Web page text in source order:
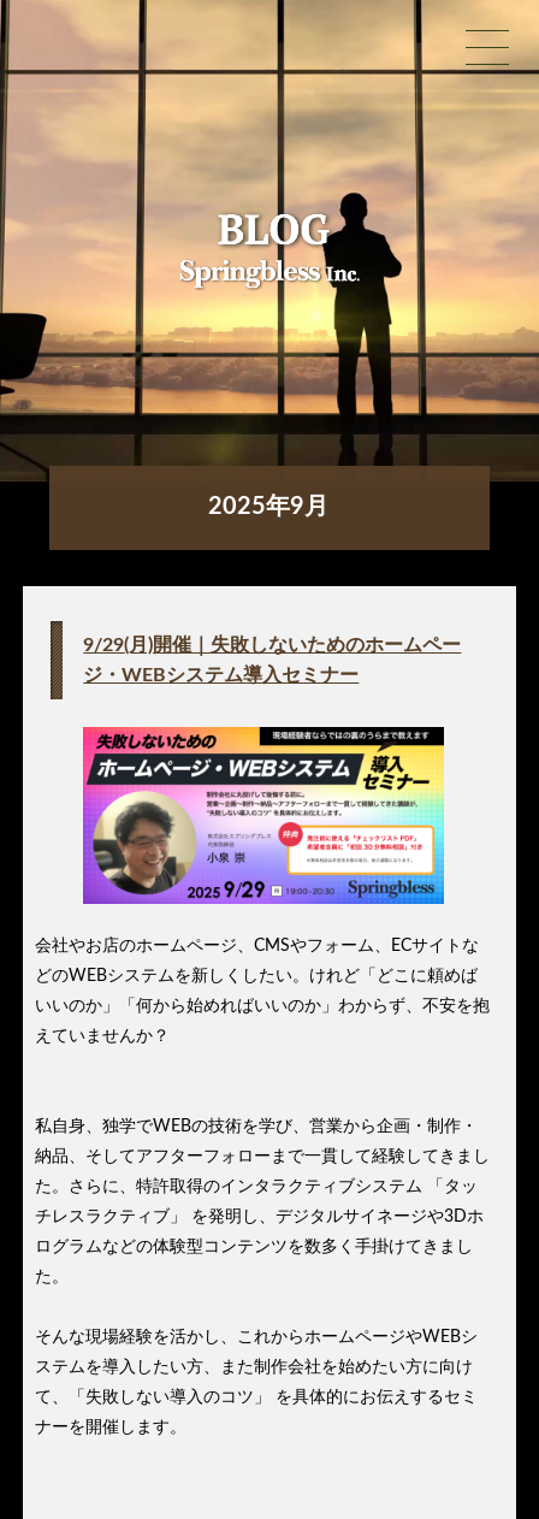
2025年9月
9/29(月)開催｜失敗しないためのホームペー
ジ・WEBシステム導入セミナー
会社やお店のホームページ、CMSやフォーム、ECサイトな
どのWEBシステムを新しくしたい。けれど「どこに頼めば
いいのか」「何から始めればいいのか」わからず、不安を抱
えていませんか？
私自身、独学でWEBの技術を学び、営業から企画・制作・
納品、そしてアフターフォローまで一貫して経験してきまし
た。さらに、特許取得のインタラクティブシステム 「タッ
チレスラクティブ」 を発明し、デジタルサイネージや3Dホ
ログラムなどの体験型コンテンツを数多く手掛けてきまし
た。
そんな現場経験を活かし、これからホームページやWEBシ
ステムを導入したい方、また制作会社を始めたい方に向け
て、「失敗しない導入のコツ」 を具体的にお伝えするセミ
ナーを開催します。